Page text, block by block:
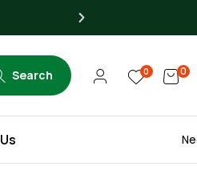
Search 0 0